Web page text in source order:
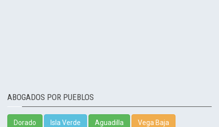
ABOGADOS POR PUEBLOS
Dorado Isla Verde Aguadilla Vega Baja